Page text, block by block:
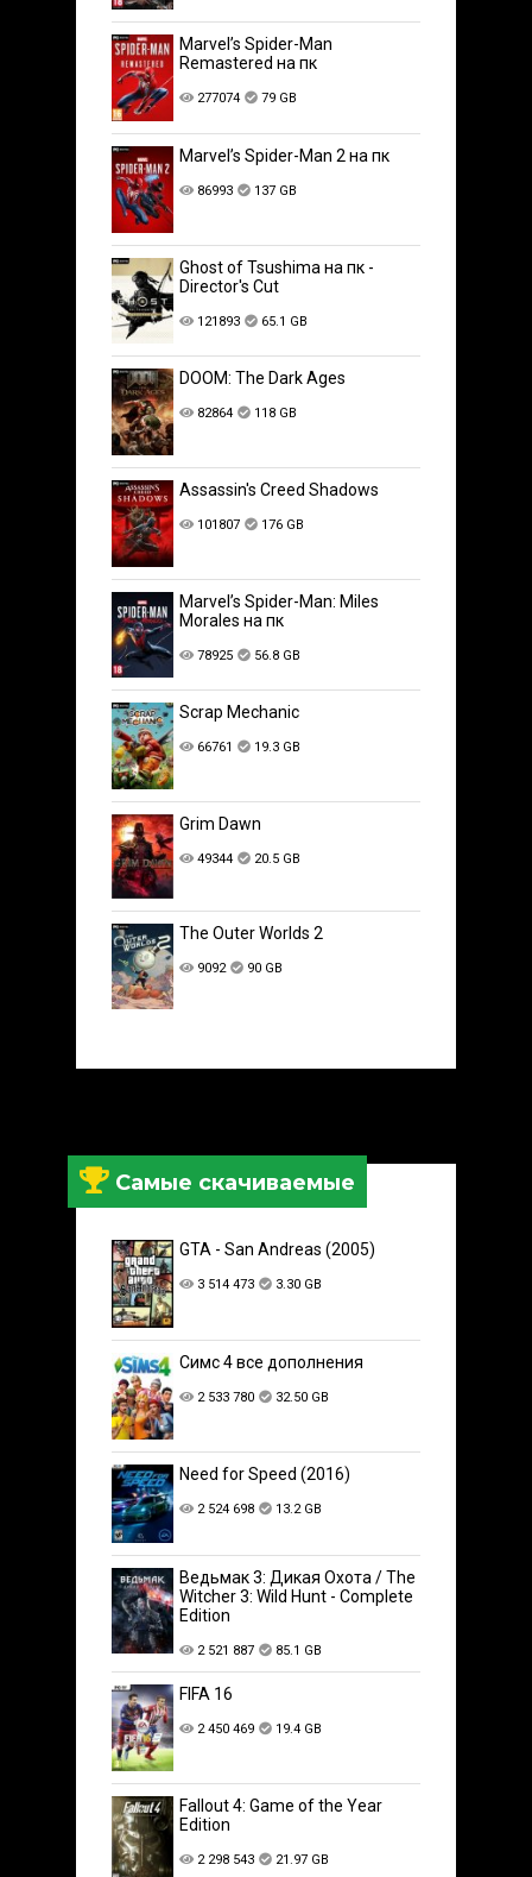
Marvel’s Spider-Man
Remastered на пк
277074 79 GB
Marvel’s Spider-Man 2 на пк
86993 137 GB
Ghost of Tsushima на пк -
Director's Cut
121893 65.1 GB
DOOM: The Dark Ages
82864 118 GB
Assassin's Creed Shadows
101807 176 GB
Marvel’s Spider-Man: Miles
Morales на пк
78925 56.8 GB
Scrap Mechanic
66761 19.3 GB
Grim Dawn
49344 20.5 GB
The Outer Worlds 2
9092 90 GB
Самые скачиваемые
GTA - San Andreas (2005)
3 514 473 3.30 GB
Симс 4 все дополнения
2 533 780 32.50 GB
Need for Speed (2016)
2 524 698 13.2 GB
Ведьмак 3: Дикая Охота / The
Witcher 3: Wild Hunt - Complete
Edition
2 521 887 85.1 GB
FIFA 16
2 450 469 19.4 GB
Fallout 4: Game of the Year
Edition
2 298 543 21.97 GB